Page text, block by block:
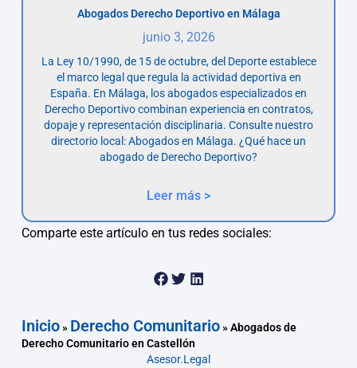
Abogados Derecho Deportivo en Málaga
junio 3, 2026
La Ley 10/1990, de 15 de octubre, del Deporte establece
el marco legal que regula la actividad deportiva en
España. En Málaga, los abogados especializados en
Derecho Deportivo combinan experiencia en contratos,
dopaje y representación disciplinaria. Consulte nuestro
directorio local: Abogados en Málaga. ¿Qué hace un
abogado de Derecho Deportivo?
Leer más >
Comparte este artículo en tus redes sociales:
Inicio» Derecho Comunitario»Abogados de
Derecho Comunitario en Castellón
Asesor.Legal